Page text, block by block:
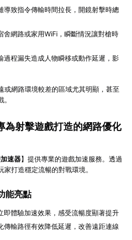
導致指令傳輸時間拉長，開鏡射擊時總
舍網路或家用WiFi，瞬斷情況讓對槍時
過程漏失造成人物瞬移或動作延遲，影
或網路環境較差的區域尤其明顯，甚至
為射擊遊戲打造的網路優化
速器】提供專業的遊戲加速服務。透過
打造穩定流暢的對戰環境。
能亮點
即體驗加速效果，感受流暢度顯著提升
傳輸路徑有效降低延遲，改善遠距連線